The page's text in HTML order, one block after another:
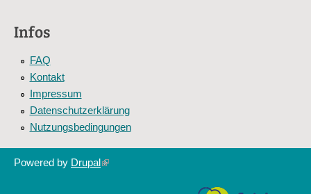
Infos
FAQ
Kontakt
Impressum
Datenschutzerklärung
Nutzungsbedingungen
Powered by Drupal(link